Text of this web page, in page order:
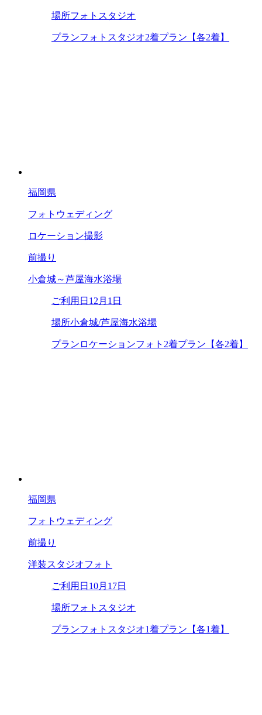
場所フォトスタジオ
プランフォトスタジオ2着プラン【各2着】
福岡県
フォトウェディング
ロケーション撮影
前撮り
小倉城～芦屋海水浴場
ご利用日 12月1日
場所小倉城/芦屋海水浴場
プラン ロケーションフォト2着プラン【各2着】
福岡県
フォトウェディング
前撮り
洋装スタジオフォト
ご利用日 10月17日
場所フォトスタジオ
プランフォトスタジオ1着プラン【各1着】